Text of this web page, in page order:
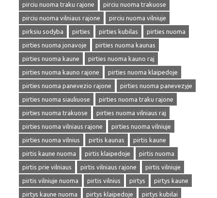
pirciu nuoma traku rajone
pirciu nuoma trakuose
pirciu nuoma vilniaus rajone
pirciu nuoma vilniuje
pirksiu sodyba
pirties pirties kubilas
pirties nuoma
pirties nuoma jonavoje
pirties nuoma kaunas
pirties nuoma kaune
pirties nuoma kauno raj
pirties nuoma kauno rajone
pirties nuoma klaipedoje
pirties nuoma panevezio rajone
pirties nuoma panevezyje
pirties nuoma siauliuose
pirties nuoma traku rajone
pirties nuoma trakuose
pirties nuoma vilniaus raj
pirties nuoma vilniaus rajone
pirties nuoma vilniuje
pirties nuoma vilnius
pirtis kaunas
pirtis kaune
pirtis kaune nuoma
pirtis klaipedoje
pirtis nuoma
pirtis prie vilniaus
pirtis vilniaus rajone
pirtis vilniuje
pirtis vilniuje nuoma
pirtis vilnius pirtys
pirtys kaune
pirtys kaune nuoma
pirtys klaipedoje
pirtys kubilai